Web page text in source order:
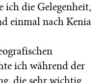
ich die Gelegenheit,
einmal nach Kenia
ich während der